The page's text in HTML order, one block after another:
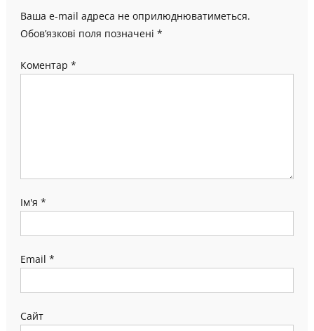
Ваша e-mail адреса не оприлюднюватиметься.
Обов’язкові поля позначені *
Коментар *
Ім'я *
Email *
Сайт